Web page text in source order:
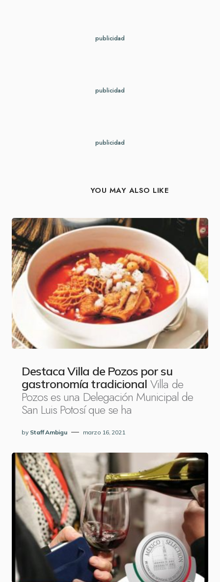
publicidad
publicidad
publicidad
YOU MAY ALSO LIKE
Destaca Villa de Pozos por su
gastronomía tradicional Villa de
Pozos es una Delegación Municipal de
San Luis Potosí que se ha
by Staff Ambigu marzo 16, 2021